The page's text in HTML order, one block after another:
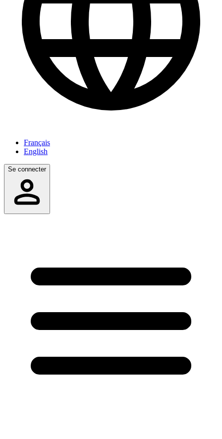
Français
English
Se connecter